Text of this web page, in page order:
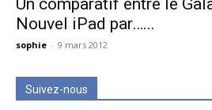
Un comparatif entre le
Nouvel iPad par…...
sophie - 9 mars 2012
Suivez-nous